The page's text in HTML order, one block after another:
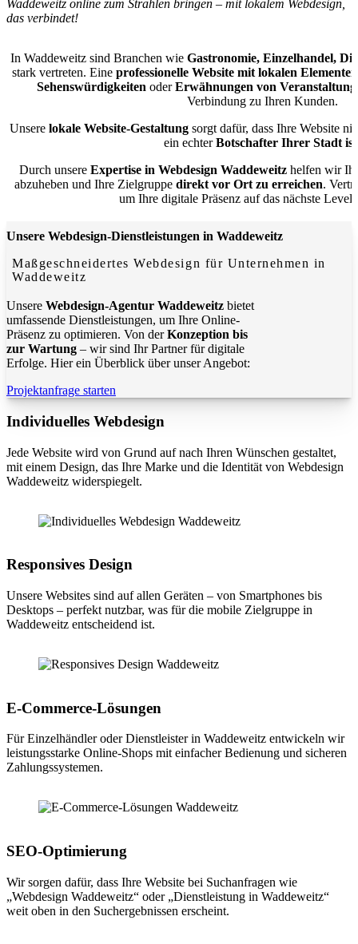
Waddeweitz online zum Strahlen bringen – mit lokalem Webdesign,
das verbindet!
In Waddeweitz sind Branchen wie Gastronomie, Einzelhandel,
stark vertreten. Eine professionelle Website mit lokalen Elementen
Sehenswürdigkeiten oderErwähnungen von
Verbindung zu Ihren Kunden.
Unsere lokale Website-Gestaltungsorgt dafür, dass Ihre Website
ein echterBotschafter Ihrer Stadt ist
Durch unsere Expertise in Webdesign Waddeweitz helfen wir
abzuheben und Ihre Zielgruppe direkt vor Ort zu erreichen.
um Ihre digitale Präsenz auf das nächste Level
Unsere Webdesign-Dienstleistungen in Waddeweitz
Maßgeschneidertes Webdesign für Unternehmen in
Waddeweitz
Unsere Webdesign-Agentur Waddeweitz bietet
umfassende Dienstleistungen, um Ihre Online-
Präsenz zu optimieren. Von derKonzeption bis
zur Wartung – wir sind Ihr Partner für digitale
Erfolge. Hier ein Überblick über unser Angebot:
Projektanfrage starten
Individuelles Webdesign
Jede Website wird von Grund auf nach Ihren Wünschen gestaltet,
mit einem Design, das Ihre Marke und die Identität von Webdesign
Waddeweitz widerspiegelt.
Responsives Design
Unsere Websites sind auf allen Geräten – von Smartphones bis
Desktops – perfekt nutzbar, was für die mobile Zielgruppe in
Waddeweitz entscheidend ist.
E-Commerce-Lösungen
Für Einzelhändler oder Dienstleister in Waddeweitz entwickeln wir
leistungsstarke Online-Shops mit einfacher Bedienung und sicheren
Zahlungssystemen.
SEO-Optimierung
Wir sorgen dafür, dass Ihre Website bei Suchanfragen wie
„Webdesign Waddeweitz“ oder „Dienstleistung in Waddeweitz“
weit oben in den Suchergebnissen erscheint.